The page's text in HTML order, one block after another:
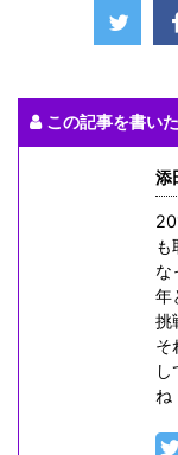
この記事を書い
添
も
な
年
挑
そ
ね